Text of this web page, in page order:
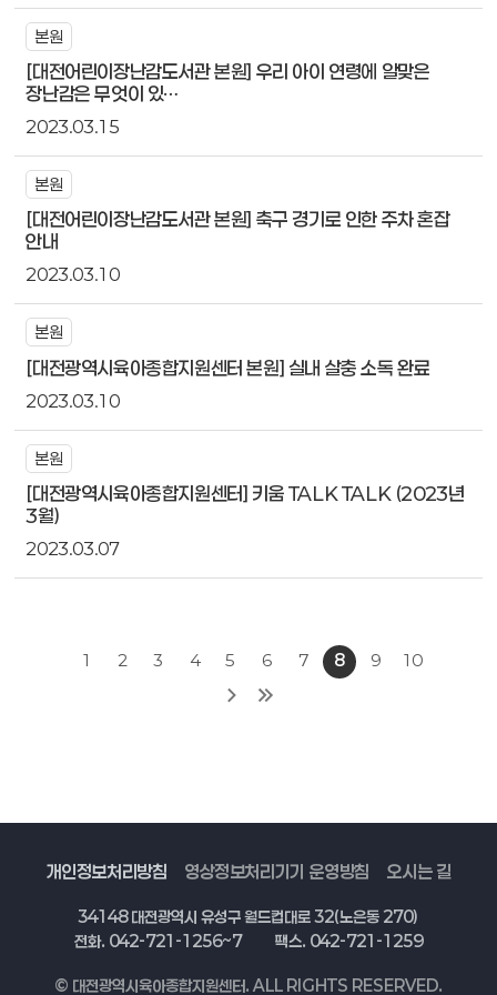
본원
[대전어린이장난감도서관 본원] 우리 아이 연령에 알맞은
장난감은 무엇이 있…
2023.03.15
본원
[대전어린이장난감도서관 본원] 축구 경기로 인한 주차 혼잡
안내
2023.03.10
본원
[대전광역시육아종합지원센터 본원] 실내 살충 소독 완료
2023.03.10
본원
[대전광역시육아종합지원센터] 키움 TALK TALK (2023년
3월)
2023.03.07
1 2 3 4 5 6 7 8 9 10
개인정보처리방침 영상정보처리기기 운영방침 오시는 길
34148 대전광역시 유성구 월드컵대로 32(노은동 270)
전화. 042-721-1256~7
팩스. 042-721-1259
© 대전광역시육아종합지원센터. ALL RIGHTS RESERVED.